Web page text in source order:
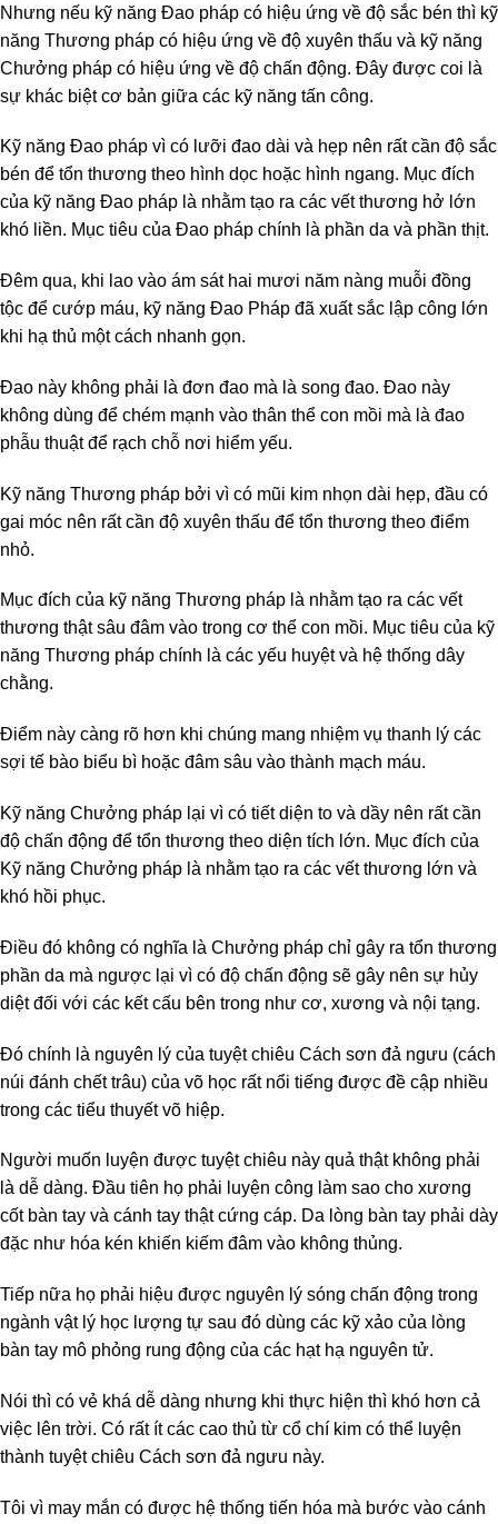
Nhưng nếu kỹ năng Đao pháp có hiệu ứng về độ sắc bén thì kỹ
năng Thương pháp có hiệu ứng về độ xuyên thấu và kỹ năng
Chưởng pháp có hiệu ứng về độ chấn động. Đây được coi là
sự khác biệt cơ bản giữa các kỹ năng tấn công.
Kỹ năng Đao pháp vì có lưỡi đao dài và hẹp nên rất cần độ sắc
bén để tổn thương theo hình dọc hoặc hình ngang. Mục đích
của kỹ năng Đao pháp là nhằm tạo ra các vết thương hở lớn
khó liền. Mục tiêu của Đao pháp chính là phần da và phần thịt.
Đêm qua, khi lao vào ám sát hai mươi năm nàng muỗi đồng
tộc để cướp máu, kỹ năng Đao Pháp đã xuất sắc lập công lớn
khi hạ thủ một cách nhanh gọn.
Đao này không phải là đơn đao mà là song đao. Đao này
không dùng để chém mạnh vào thân thể con mồi mà là đao
phẫu thuật để rạch chỗ nơi hiểm yếu.
Kỹ năng Thương pháp bởi vì có mũi kim nhọn dài hẹp, đầu có
gai móc nên rất cần độ xuyên thấu để tổn thương theo điểm
nhỏ.
Mục đích của kỹ năng Thương pháp là nhằm tạo ra các vết
thương thật sâu đâm vào trong cơ thể con mồi. Mục tiêu của kỹ
năng Thương pháp chính là các yếu huyệt và hệ thống dây
chằng.
Điểm này càng rõ hơn khi chúng mang nhiệm vụ thanh lý các
sợi tế bào biểu bì hoặc đâm sâu vào thành mạch máu.
Kỹ năng Chưởng pháp lại vì có tiết diện to và dầy nên rất cần
độ chấn động để tổn thương theo diện tích lớn. Mục đích của
Kỹ năng Chưởng pháp là nhằm tạo ra các vết thương lớn và
khó hồi phục.
Điều đó không có nghĩa là Chưởng pháp chỉ gây ra tổn thương
phần da mà ngược lại vì có độ chấn động sẽ gây nên sự hủy
diệt đối với các kết cấu bên trong như cơ, xương và nội tạng.
Đó chính là nguyên lý của tuyệt chiêu Cách sơn đả ngưu (cách
núi đánh chết trâu) của võ học rất nổi tiếng được đề cập nhiều
trong các tiểu thuyết võ hiệp.
Người muốn luyện được tuyệt chiêu này quả thật không phải
là dễ dàng. Đầu tiên họ phải luyện công làm sao cho xương
cốt bàn tay và cánh tay thật cứng cáp. Da lòng bàn tay phải dày
đặc như hóa kén khiến kiếm đâm vào không thủng.
Tiếp nữa họ phải hiệu được nguyên lý sóng chấn động trong
ngành vật lý học lượng tự sau đó dùng các kỹ xảo của lòng
bàn tay mô phỏng rung động của các hạt hạ nguyên tử.
Nói thì có vẻ khá dễ dàng nhưng khi thực hiện thì khó hơn cả
việc lên trời. Có rất ít các cao thủ từ cổ chí kim có thể luyện
thành tuyệt chiêu Cách sơn đả ngưu này.
Tôi vì may mắn có được hệ thống tiến hóa mà bước vào cánh